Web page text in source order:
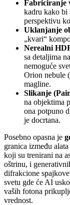
Fabriciranje
kadru kako bi
perspektivu
Uklanjanje
„kvari“
Nerealni
sa detaljima
nemoguće
Orion nebule
magline.
Slikanje
na objektima
ona potpuno
je docrtana.
Posebno opasna je
granica između
koji su trenirani na
oštrinu, i
difrakcione
svetu gde će AI
vaših fotona
vrednost.